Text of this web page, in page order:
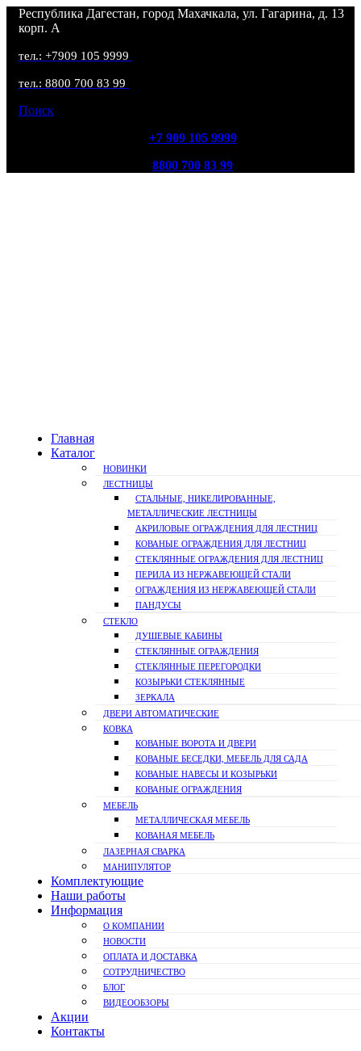
Республика Дагестан, город Махачкала, ул. Гагарина, д. 13
корп. А
тел.: +7909 105 9999
тел.: 8800 700 83 99
Поиск
+7 909 105 9999
8800 700 83 99
Главная
Каталог
НОВИНКИ
ЛЕСТНИЦЫ
СТАЛЬНЫЕ, НИКЕЛИРОВАННЫЕ,
МЕТАЛЛИЧЕСКИЕ ЛЕСТНИЦЫ
АКРИЛОВЫЕ ОГРАЖДЕНИЯ ДЛЯ ЛЕСТНИЦ
КОВАНЫЕ ОГРАЖДЕНИЯ ДЛЯ ЛЕСТНИЦ
СТЕКЛЯННЫЕ ОГРАЖДЕНИЯ ДЛЯ ЛЕСТНИЦ
ПЕРИЛА ИЗ НЕРЖАВЕЮЩЕЙ СТАЛИ
ОГРАЖДЕНИЯ ИЗ НЕРЖАВЕЮЩЕЙ СТАЛИ
ПАНДУСЫ
СТЕКЛО
ДУШЕВЫЕ КАБИНЫ
СТЕКЛЯННЫЕ ОГРАЖДЕНИЯ
СТЕКЛЯННЫЕ ПЕРЕГОРОДКИ
КОЗЫРЬКИ СТЕКЛЯННЫЕ
ЗЕРКАЛА
ДВЕРИ АВТОМАТИЧЕСКИЕ
КОВКА
КОВАНЫЕ ВОРОТА И ДВЕРИ
КОВАНЫЕ БЕСЕДКИ, МЕБЕЛЬ ДЛЯ САДА
КОВАНЫЕ НАВЕСЫ И КОЗЫРЬКИ
КОВАНЫЕ ОГРАЖДЕНИЯ
МЕБЕЛЬ
МЕТАЛЛИЧЕСКАЯ МЕБЕЛЬ
КОВАНАЯ МЕБЕЛЬ
ЛАЗЕРНАЯ СВАРКА
МАНИПУЛЯТОР
Комплектующие
Наши работы
Информация
О КОМПАНИИ
НОВОСТИ
ОПЛАТА И ДОСТАВКА
СОТРУДНИЧЕСТВО
БЛОГ
ВИДЕООБЗОРЫ
Акции
Контакты